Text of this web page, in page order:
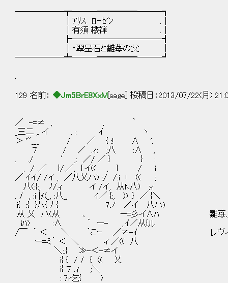
──────┳───━━━━━───┓
│ｱﾘｽ ﾛｰｾﾞﾝ .│
│有須 楼禅 .│
┣───────────┫
│・翠星石と雛苺の父 │
──────┻───━━━━━───┛
129 名前： ◆Jm5BrE8XxM [sage] 投稿日：2013/07/22(月)
／ -=≠ , , ｀
_三二 ,. イ . : ｲ ヽ
＞ '"___ / ／ { :! ∧ '.
７ / ／ .ｨ: ;八 :∧ ,
. ./ ′ ,: ／/ ／ } } :
, / .／ }/.／, {.イ(( , } / :i
／ ｲイ/ /イ , ／八乂ハ) :/ /:i ! (( ;
八(:{:, ﾉ/.ｨ イ /イ, 从N八) ;ｨ
. / , :i |:((_, :八_, ｲ／ {:, )) .} ／ {＼
:i{ :{ }八{ ﾉ { 7ノ ／イ 八ハ)
:从 乂 ハ(从 ､ ー=彡イ∧ﾊ 雛苺、下りて
iﾊ) :∧ ｀ ー- ,.ｲ／从{ル
/￣ ｀ ＜ ＼ ´こｰ ／≠-ｲ レヴィちゃん
ー=ミ｀ ＜ :＼ ィ ／(( 八
＼:.{ ≫-＜-≠イ
i{ { / / { (( 乂
i{ ７ .ｨ ;＼
: 7r乞{ 〉